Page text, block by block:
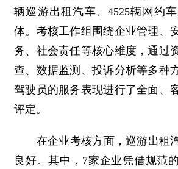
辆巡游出租汽车、4525辆网约
体。考核工作组围绕企业管理、
务、社会责任等核心维度，通过
查、数据监测、投诉分析等多种
驾驶员的服务表现进行了全面、
评定。
在企业考核方面，巡游出租
良好。其中，7家企业凭借规范